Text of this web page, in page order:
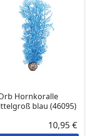
Hornkoralle
blau (46095)
10,95 €